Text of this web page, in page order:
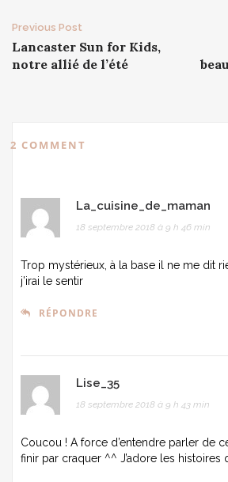
Post
navigation
Previous Post
Lancaster Sun for Kids,
notre allié de l’été
2 COMMENT
La_cuisine_de_maman
18 septembre 2018 à 9 h 46 min
Trop mystérieux, à la base il ne me dit
j’irai le sentir
RÉPONDRE
Lise_35
18 septembre 2018 à 9 h 43 min
Coucou ! A force d’entendre parler de
finir par craquer ^^ J’adore les histoires